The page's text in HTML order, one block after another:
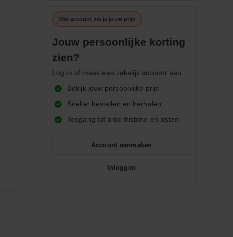
Met account zie je jouw prijs
Jouw persoonlijke korting
zien?
Log in of maak een zakelijk account aan.
Bekijk jouw persoonlijke prijs
Sneller bestellen en herhalen
Toegang tot orderhistorie en lijsten
Account aanmaken
Inloggen